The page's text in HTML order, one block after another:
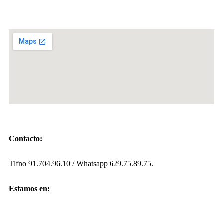
Contacto:
Tlfno 91.704.96.10 / Whatsapp 629.75.89.75.
Estamos en: